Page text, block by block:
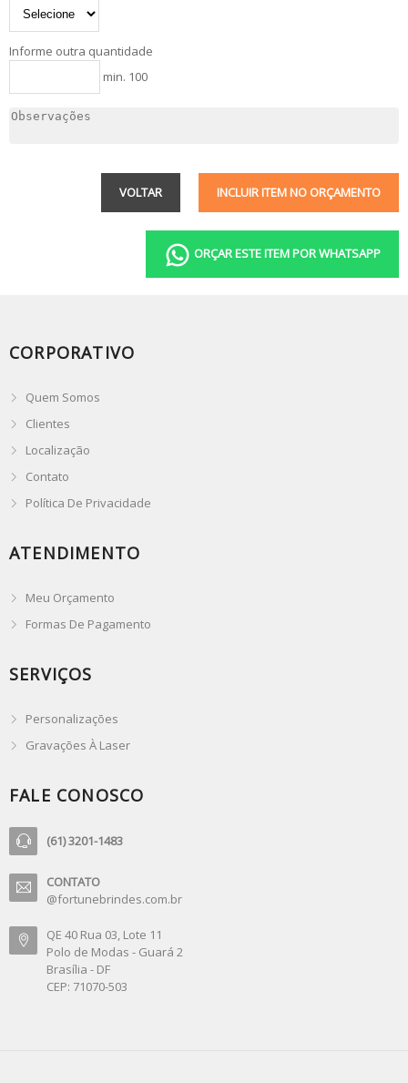
Informe outra quantidade
min. 100
INCLUIR ITEM NO ORÇAMENTO
VOLTAR
ORÇAR ESTE ITEM POR WHATSAPP
CORPORATIVO
Quem Somos
Clientes
Localização
Contato
Política De Privacidade
ATENDIMENTO
Meu Orçamento
Formas De Pagamento
SERVIÇOS
Personalizações
Gravações À Laser
FALE CONOSCO
(61) 3201-1483
CONTATO
@fortunebrindes.com.br
QE 40 Rua 03, Lote 11
Polo de Modas - Guará 2
Brasília - DF
CEP: 71070-503